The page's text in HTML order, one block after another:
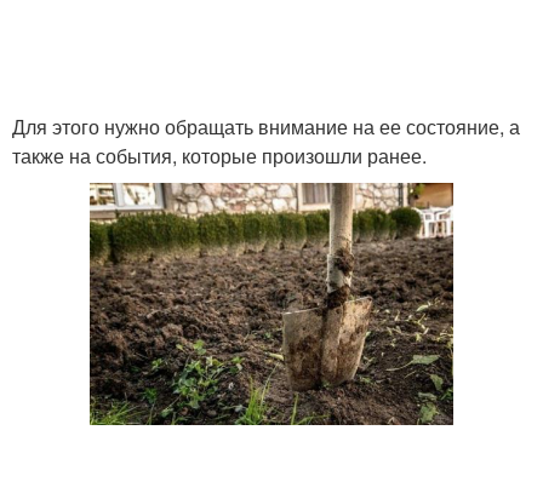
Для этого нужно обращать внимание на ее состояние, а
также на события, которые произошли ранее.